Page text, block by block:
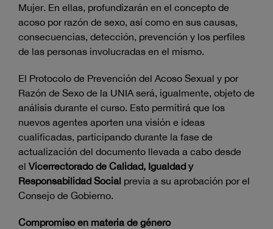
Mujer. En ellas, profundizarán en el concepto de
acoso por razón de sexo, así como en sus causas,
consecuencias, detección, prevención y los perfiles
de las personas involucradas en el mismo.
El Protocolo de Prevención del Acoso Sexual y por
Razón de Sexo de la UNIA será, igualmente, objeto de
análisis durante el curso. Esto permitirá que los
nuevos agentes aporten una visión e ideas
cualificadas, participando durante la fase de
actualización del documento llevada a cabo desde
el Vicerrectorado de Calidad, Igualdad y
Responsabilidad Social previa a su aprobación por el
Consejo de Gobierno.
Compromiso en materia de género